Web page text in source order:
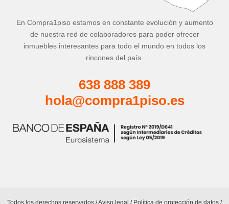
En Compra1piso estamos en constante evolución y aumento
de nuestra red de colaboradores para poder ofrecer
inmuebles interesantes para todo el mundo en todos los
rincones del país.
638 888 389
hola@compra1piso.es